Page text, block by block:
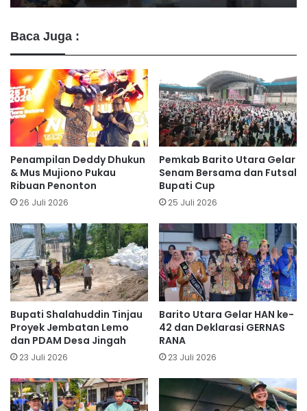
Baca Juga :
Penampilan Deddy Dhukun
& Mus Mujiono Pukau
Ribuan Penonton
26 Juli 2026
Pemkab Barito Utara Gelar
Senam Bersama dan Futsal
Bupati Cup
25 Juli 2026
Bupati Shalahuddin Tinjau
Proyek Jembatan Lemo
dan PDAM Desa Jingah
23 Juli 2026
Barito Utara Gelar HAN ke-
42 dan Deklarasi GERNAS
RANA
23 Juli 2026